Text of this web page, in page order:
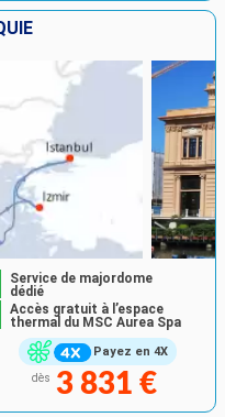
Payez en 4X
Service de majordome
dédié
Accès gratuit à l’espace
thermal du MSC Aurea Spa
dès 3 831 €